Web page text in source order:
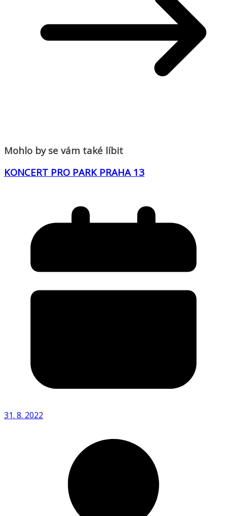
Mohlo by se vám také líbit
KONCERT PRO PARK PRAHA 13
31. 8. 2022